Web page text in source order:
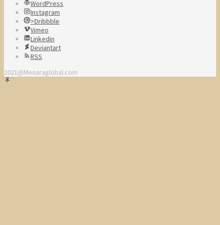
WordPress
Instagram
>Dribbble
Vimeo
Linkedin
Deviantart
RSS
2021@Menaraglobal.com